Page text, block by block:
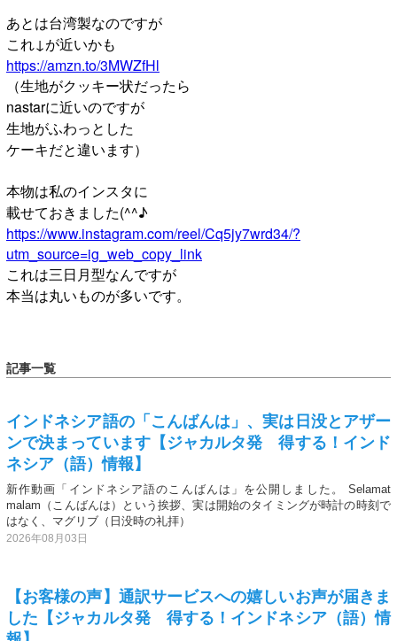
あとは台湾製なのですが
これ↓が近いかも
https://amzn.to/3MWZfHl
（生地がクッキー状だったら
nastarに近いのですが
生地がふわっとした
ケーキだと違います）
本物は私のインスタに
載せておきました(^^♪
https://www.instagram.com/reel/Cq5jy7wrd34/?
utm_source=ig_web_copy_link
これは三日月型なんですが
本当は丸いものが多いです。
記事一覧
インドネシア語の「こんばんは」、実は日没とアザー
ンで決まっています【ジャカルタ発 得する！インド
ネシア（語）情報】
新作動画「インドネシア語のこんばんは」を公開しました。 Selamat
malam（こんばんは）という挨拶、実は開始のタイミングが時計の時刻で
はなく、マグリブ（日没時の礼拝）
2026年08月03日
【お客様の声】通訳サービスへの嬉しいお声が届きま
した【ジャカルタ発 得する！インドネシア（語）情